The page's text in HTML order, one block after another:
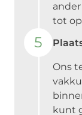
tot
5
Ons
kunt